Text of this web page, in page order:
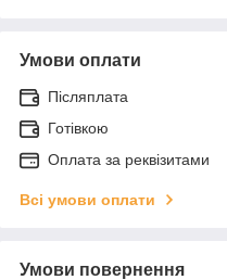
Умови оплати
Післяплата
Готівкою
Оплата за реквізитами
Всі умови оплати
Умови повернення